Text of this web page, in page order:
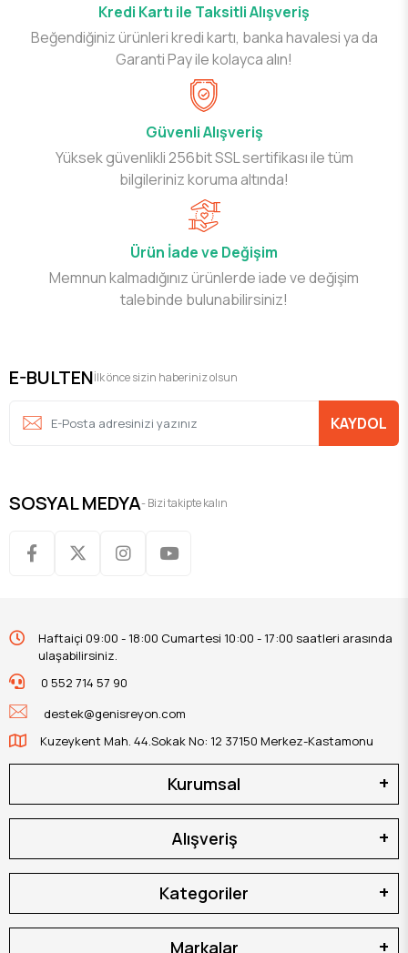
Kredi Kartı ile Taksitli Alışveriş
Beğendiğiniz ürünleri kredi kartı, banka havalesi ya da
Garanti Pay ile kolayca alın!
Güvenli Alışveriş
Yüksek güvenlikli 256bit SSL sertifikası ile tüm
bilgileriniz koruma altında!
Ürün İade ve Değişim
Memnun kalmadığınız ürünlerde iade ve değişim
talebinde bulunabilirsiniz!
E-BULTENİlk önce sizin haberiniz olsun
KAYDOL
SOSYAL MEDYA- Bizi takipte kalın
Haftaiçi 09:00 - 18:00 Cumartesi 10:00 - 17:00 saatleri arasında
ulaşabilirsiniz.
0 552 714 57 90
destek@genisreyon.com
Kuzeykent Mah. 44.Sokak No: 12 37150 Merkez-Kastamonu
Kurumsal
Alışveriş
Kategoriler
Markalar